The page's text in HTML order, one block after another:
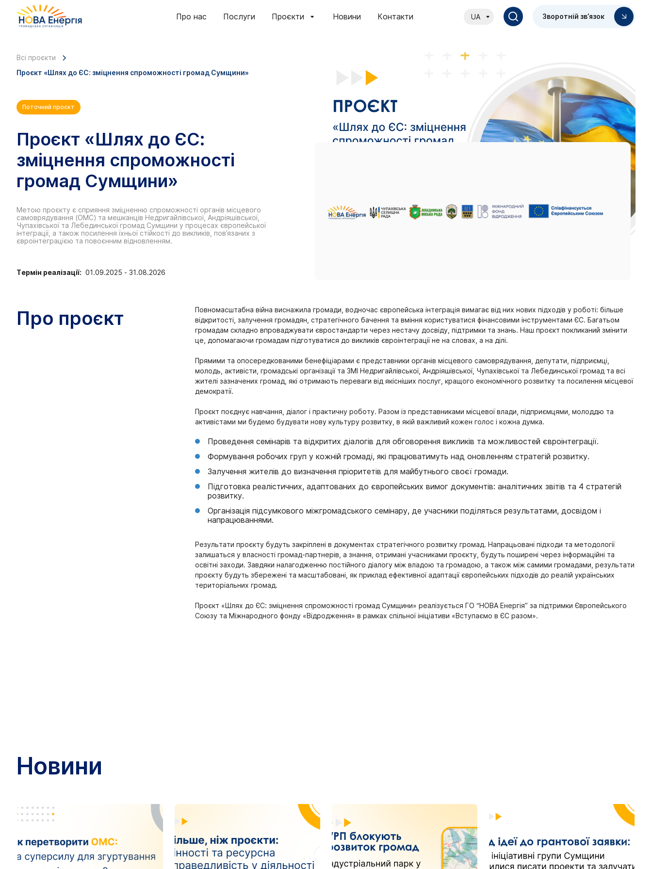
Про нас Послуги Проєкти Новини Контакти UA Зворотній зв’язок
Всі проєкти
Проєкт «Шлях до ЄС: зміцнення спроможності громад Сумщини»
Поточний проєкт
Проєкт «Шлях до ЄС:
зміцнення спроможності
громад Сумщини»
Метою проєкту є сприяння зміцненню спроможності органів місцевого
самоврядування (ОМС) та мешканців Недригайлівської, Андріяшівської,
Чупахівської та Лебединської громад Сумщини у процесах європейської
інтеграції, а також посилення їхньої стійкості до викликів, пов’язаних з
євроінтеграцією та повоєнним відновленням.
Термін реалізації: 01.09.2025 - 31.08.2026
Про проєкт
Повномасштабна війна виснажила громади, водночас європейська інтеграція вимагає від них нових підходів у роботі: більше
відкритості, залучення громадян, стратегічного бачення та вміння користуватися фінансовими інструментами ЄС. Багатьом
громадам складно впроваджувати євростандарти через нестачу досвіду, підтримки та знань. Наш проєкт покликаний змінити
це, допомагаючи громадам підготуватися до викликів євроінтеграції не на словах, а на ділі.
Прямими та опосередкованими бенефіціарами є представники органів місцевого самоврядування, депутати, підприємці,
молодь, активісти, громадські організації та ЗМІ Недригайлівської, Андріяшівської, Чупахівської та Лебединської громад та всі
жителі зазначених громад, які отримають переваги від якісніших послуг, кращого економічного розвитку та посилення місцевої
демократії.
Проєкт поєднує навчання, діалог і практичну роботу. Разом із представниками місцевої влади, підприємцями, молоддю та
активістами ми будемо будувати нову культуру розвитку, в якій важливий кожен голос і кожна думка.
Проведення семінарів та відкритих діалогів для обговорення викликів та можливостей євроінтеграції.
Формування робочих груп у кожній громаді, які працюватимуть над оновленням стратегій розвитку.
Залучення жителів до визначення пріоритетів для майбутнього своєї громади.
Підготовка реалістичних, адаптованих до європейських вимог документів: аналітичних звітів та 4 стратегій
розвитку.
Організація підсумкового міжгромадського семінару, де учасники поділяться результатами, досвідом і
напрацюваннями.
Результати проєкту будуть закріплені в документах стратегічного розвитку громад. Напрацьовані підходи та методології
залишаться у власності громад-партнерів, а знання, отримані учасниками проєкту, будуть поширені через інформаційні та
освітні заходи. Завдяки налагодженню постійного діалогу між владою та громадою, а також між самими громадами, результати
проєкту будуть збережені та масштабовані, як приклад ефективної адаптації європейських підходів до реалій українських
територіальних громад.
Проєкт «Шлях до ЄС: зміцнення спроможності громад Сумщини» реалізується ГО “НОВА Енергія” за підтримки Європейського
Союзу та Міжнародного фонду «Відродження» в рамках спільної ініціативи «Вступаємо в ЄС разом».
Новини